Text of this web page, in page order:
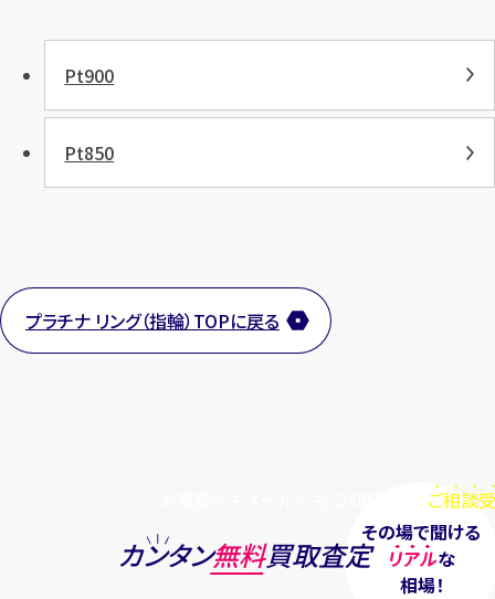
Pt900
Pt850
プラチナ リング（指輪）TOPに戻る
ご相談
その場で聞ける
リアルな
相場！
カンタン無料買取査定